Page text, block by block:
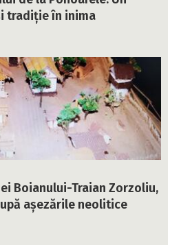
tradiție în inima
Boianului-Traian Zorzoliu,
așezările neolitice